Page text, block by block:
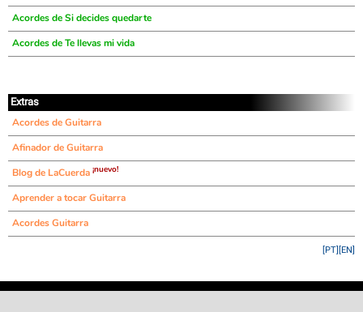
Acordes de Si decides quedarte
Acordes de Te llevas mi vida
Extras
Acordes de Guitarra
Afinador de Guitarra
Blog de LaCuerda ¡nuevo!
Aprender a tocar Guitarra
Acordes Guitarra
[EN]
[PT]